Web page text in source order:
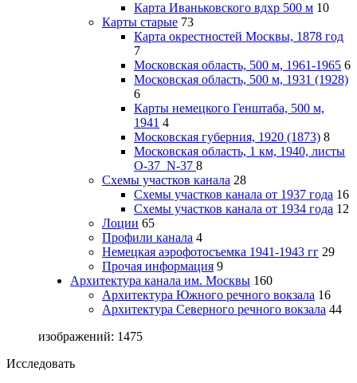
Карта Иваньковского вдхр 500 м 10
Карты старые 73
Карта окрестностей Москвы, 1878 год
7
Московская область, 500 м, 1961-1965 6
Московская область, 500 м, 1931 (1928)
6
Карты немецкого Генштаба, 500 м,
1941 4
Московская губерния, 1920 (1873) 8
Московская область, 1 км, 1940, листы
О-37_N-37 8
Схемы участков канала 28
Схемы участков канала от 1937 года 16
Схемы участков канала от 1934 года 12
Лоции 65
Профили канала 4
Немецкая аэрофотосъемка 1941-1943 гг 29
Прочая информация 9
Архитектура канала им. Москвы 160
Архитектура Южного речного вокзала 16
Архитектура Северного речного вокзала 44
изображений: 1475
Исследовать